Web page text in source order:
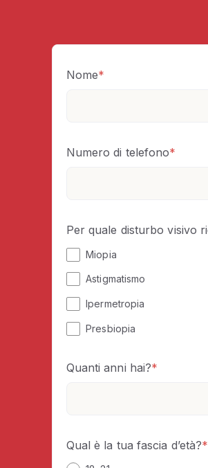
Nome*
Numero di telefono*
Per quale disturbo visivo
Miopia
Astigmatismo
Ipermetropia
Presbiopia
Quanti anni hai?*
Qual è la tua fascia d’età?*